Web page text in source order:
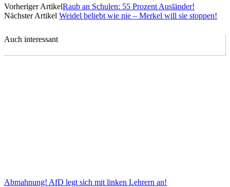
Vorheriger ArtikelRaub an Schulen: 55 Prozent Ausländer!
Nächster Artikel Weidel beliebt wie nie – Merkel will sie stoppen!
Auch interessant
Abmahnung! AfD legt sich mit linken Lehrern an!